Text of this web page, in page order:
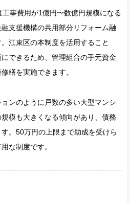
事費用が1億円〜数億円規模になる
支援機構の共用部分リフォーム融
江東区の本制度を活用すること
できるため、管理組合の手元資金
繕を実施できます。
ンのように戸数の多い大型マンシ
模も大きくなる傾向があり、債務
。50万円の上限まで助成を受けら
な制度です。